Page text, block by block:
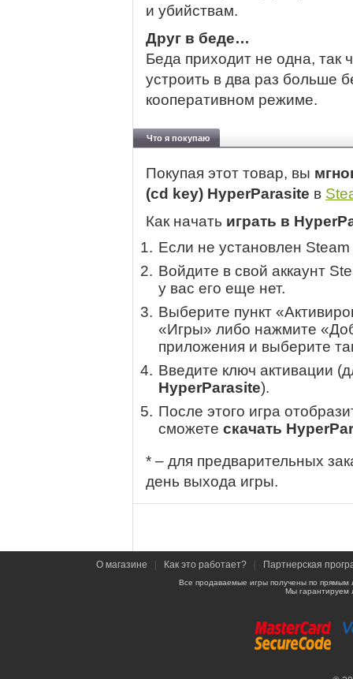
и убийствам.
Друг в беде…
Беда приходит не одна, так
устроить в два раз больше
кооперативном режиме.
Что я покупаю
Покупая этот товар, вы
(cd key) HyperParasite в
Как начать играть в
Если не установлен
Войдите в свой аккаунт
у вас его еще нет.
Выберите пункт
«Игры» либо нажмите
приложения и выберите
Введите ключ активации
HyperParasite).
После этого игра
сможете скачать
* – для предварительных
день выхода игры.
О магазине Как это работает? Партнерская
Все продаваемые игры получены по
Мы гарантируем